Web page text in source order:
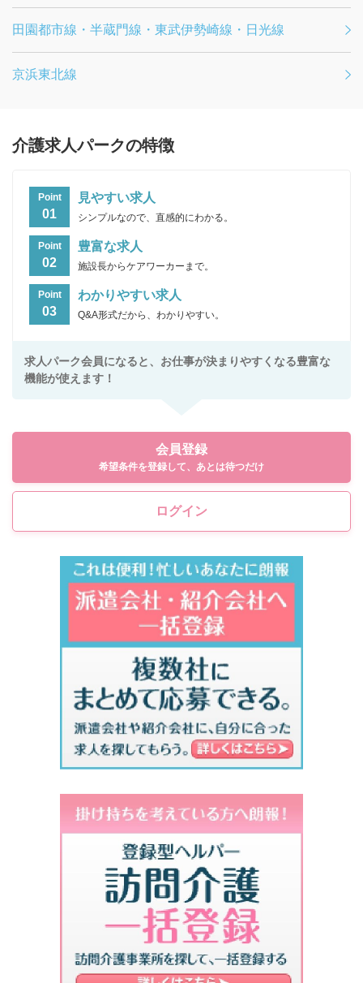
田園都市線・半蔵門線・東武伊勢崎線・日光線
京浜東北線
介護求人パークの特徴
Point
01
見やすい求人
シンプルなので、直感的にわかる。
Point
02
豊富な求人
施設長からケアワーカーまで。
Point
03
わかりやすい求人
Q&A形式だから、わかりやすい。
求人パーク会員になると、お仕事が決まりやすくなる豊富な
機能が使えます！
会員登録
希望条件を登録して、あとは待つだけ
ログイン